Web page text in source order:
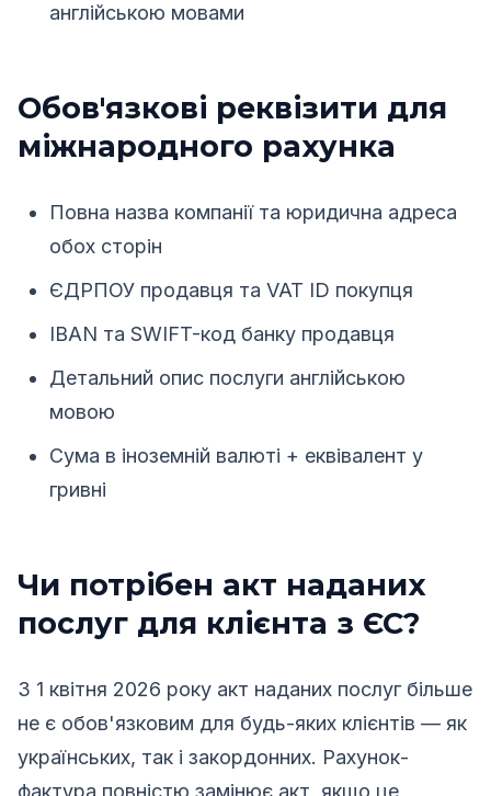
англійською мовами
Обов'язкові реквізити для
міжнародного рахунка
Повна назва компанії та юридична адреса
обох сторін
ЄДРПОУ продавця та VAT ID покупця
IBAN та SWIFT-код банку продавця
Детальний опис послуги англійською
мовою
Сума в іноземній валюті + еквівалент у
гривні
Чи потрібен акт наданих
послуг для клієнта з ЄС?
З 1 квітня 2026 року акт наданих послуг більше
не є обов'язковим для будь-яких клієнтів — як
українських, так і закордонних. Рахунок-
фактура повністю замінює акт, якщо це